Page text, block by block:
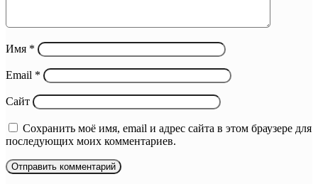
Имя *
Email *
Сайт
Сохранить моё имя, email и адрес сайта в этом браузере для
последующих моих комментариев.